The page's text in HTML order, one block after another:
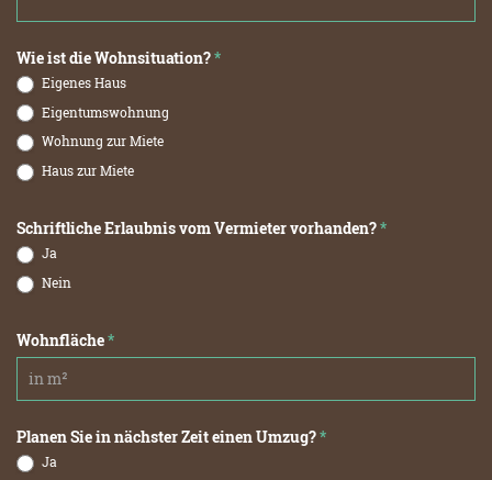
Wie ist die Wohnsituation?*
Eigenes Haus
Eigentumswohnung
Wohnung zur Miete
Haus zur Miete
Schriftliche Erlaubnis vom Vermieter vorhanden?*
Ja
Nein
Wohnfläche*
Planen Sie in nächster Zeit einen Umzug?*
Ja